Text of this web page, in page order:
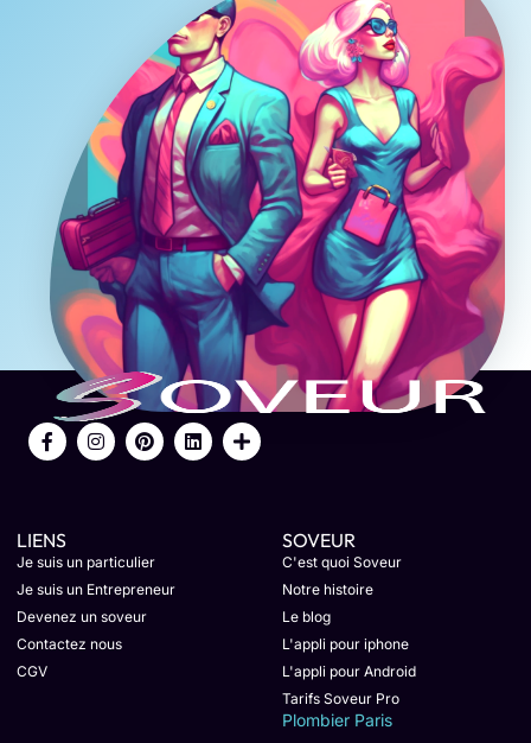
LIENS
Je suis un particulier
Je suis un Entrepreneur
Devenez un soveur
Contactez nous
CGV
SOVEUR
C'est quoi Soveur
Notre histoire
Le blog
L'appli pour iphone
L'appli pour Android
Tarifs Soveur Pro
Plombier Paris